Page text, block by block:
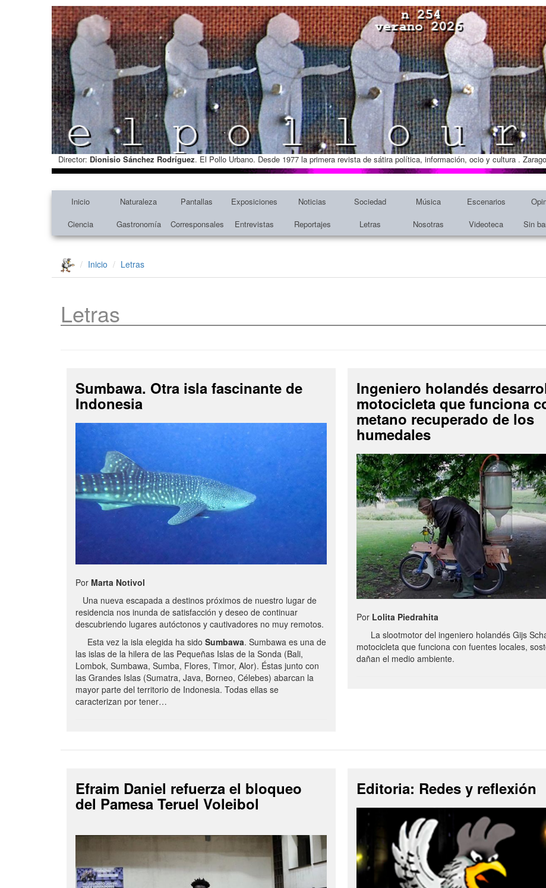
Director: Dionisio Sánchez Rodríguez. El Pollo Urbano. Desde 1977 la primera revista de sátira política, información, ocio y cultura .
Inicio Naturaleza Pantallas Exposiciones Noticias Sociedad Música Escenarios
Ciencia
Gastronomía Corresponsales Entrevistas Reportajes Letras Nosotras Videoteca Sin
Inicio Letras
Letras
Sumbawa. Otra isla fascinante de
Indonesia
Por Marta Notivol
Una nueva escapada a destinos próximos de nuestro lugar de
residencia nos inunda de satisfacción y deseo de continuar
descubriendo lugares autóctonos y cautivadores no muy remotos.
Esta vez la isla elegida ha sido Sumbawa. Sumbawa es una de
las islas de la hilera de las Pequeñas Islas de la Sonda (Bali,
Lombok, Sumbawa, Sumba, Flores, Timor, Alor). Éstas junto con
las Grandes Islas (Sumatra, Java, Borneo, Célebes) abarcan la
mayor parte del territorio de Indonesia. Todas ellas se
caracterizan por tener…
Ingeniero holandés
motocicleta que funciona
metano recuperado de los
humedales
Por Lolita Piedrahita
La slootmotor del ingeniero holandés Gijs
motocicleta que funciona con fuentes locales,
dañan el medio ambiente.
Efraim Daniel refuerza el bloqueo
del Pamesa Teruel Voleibol
Editoria: Redes y reflexión